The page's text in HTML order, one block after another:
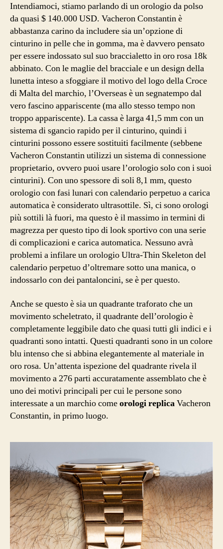
Intendiamoci, stiamo parlando di un orologio da polso
da quasi $ 140.000 USD. Vacheron Constantin è
abbastanza carino da includere sia un’opzione di
cinturino in pelle che in gomma, ma è davvero pensato
per essere indossato sul suo braccialetto in oro rosa 18k
abbinato. Con le maglie del bracciale e un design della
lunetta inteso a sfoggiare il motivo del logo della Croce
di Malta del marchio, l’Overseas è un segnatempo dal
vero fascino appariscente (ma allo stesso tempo non
troppo appariscente). La cassa è larga 41,5 mm con un
sistema di sgancio rapido per il cinturino, quindi i
cinturini possono essere sostituiti facilmente (sebbene
Vacheron Constantin utilizzi un sistema di connessione
proprietario, ovvero puoi usare l’orologio solo con i suoi
cinturini). Con uno spessore di soli 8,1 mm, questo
orologio con fasi lunari con calendario perpetuo a carica
automatica è considerato ultrasottile. Sì, ci sono orologi
più sottili là fuori, ma questo è il massimo in termini di
magrezza per questo tipo di look sportivo con una serie
di complicazioni e carica automatica. Nessuno avrà
problemi a infilare un orologio Ultra-Thin Skeleton del
calendario perpetuo d’oltremare sotto una manica, o
indossarlo con dei pantaloncini, se è per questo.
Anche se questo è sia un quadrante traforato che un
movimento scheletrato, il quadrante dell’orologio è
completamente leggibile dato che quasi tutti gli indici e i
quadranti sono intatti. Questi quadranti sono in un colore
blu intenso che si abbina elegantemente al materiale in
oro rosa. Un’attenta ispezione del quadrante rivela il
movimento a 276 parti accuratamente assemblato che è
uno dei motivi principali per cui le persone sono
interessate a un marchio comeorologi replicaVacheron
Constantin, in primo luogo.